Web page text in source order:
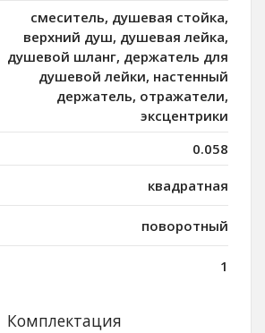
смеситель, душевая стойка,
верхний душ, душевая лейка,
душевой шланг, держатель для
душевой лейки, настенный
держатель, отражатели,
эксцентрики
0.058
квадратная
поворотный
1
Комплектация